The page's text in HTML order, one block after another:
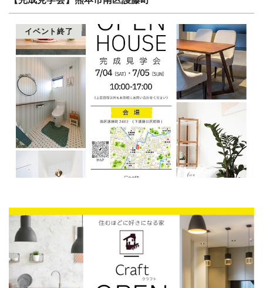
店舗設計
会社案内
craft LINE公式アカウント
プライバシーポリシー
お問い合わせ
お知らせ
イベント終了